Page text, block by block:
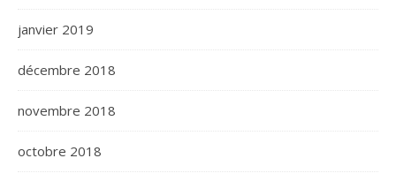
janvier 2019
décembre 2018
novembre 2018
octobre 2018